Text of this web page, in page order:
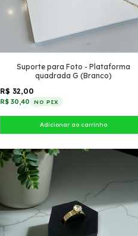
Suporte para Foto - Plataforma
quadrada G (Branco)
R$ 32,00
R$ 30,40 NO PIX